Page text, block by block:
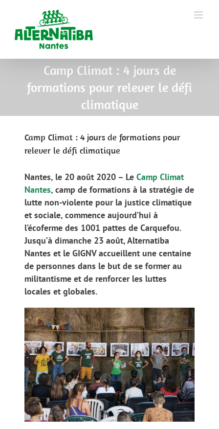
Camp Climat : 4 jours de
formations pour relever le défi
climatique
Camp Climat : 4 jours de formations pour
relever le défi climatique
Nantes, le 20 août 2020 – Le Camp Climat
Nantes, camp de formations à la stratégie de
lutte non-violente pour la justice climatique
et sociale, commence aujourd’hui à
l’écoferme des 1001 pattes de Carquefou.
Jusqu’à dimanche 23 août, Alternatiba
Nantes et le GIGNV accueillent une centaine
de personnes dans le but de se former au
militantisme et de renforcer les luttes
locales et globales.